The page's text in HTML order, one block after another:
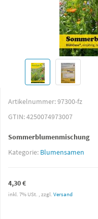
Artikelnummer:97300-fz
GTIN:4250074973007
Sommerblumenmischung
Kategorie: Blumensamen
4,30 €
inkl. 7% USt. , zzgl. Versand